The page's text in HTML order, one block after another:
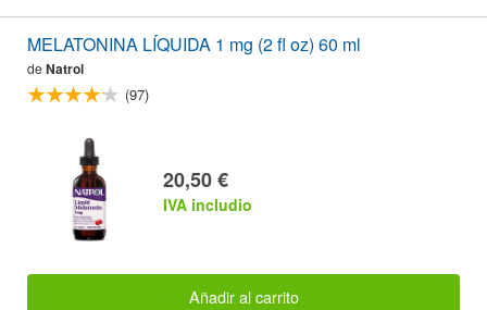
MELATONINA LÍQUIDA 1 mg (2 fl oz) 60 ml
de Natrol
(97)
20,50 €
IVA includio
Añadir al carrito